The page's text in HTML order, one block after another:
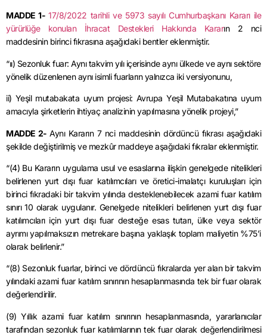
MADDE 1-17/8/2022 tarihli ve 5973 sayılı Cumhurbaşkanı Kararı ile
yürürlüğe konulan İhracat Destekleri Hakkında Kararın 2 nci
maddesinin birinci fıkrasına aşağıdaki bentler eklenmiştir.
“ıı) Sezonluk fuar: Aynı takvim yılı içerisinde aynı ülkede ve aynı sektöre
yönelik düzenlenen aynı isimli fuarların yalnızca iki versiyonunu,
ii) Yeşil mutabakata uyum projesi: Avrupa Yeşil Mutabakatına uyum
amacıyla şirketlerin ihtiyaç analizinin yapılmasına yönelik projeyi,”
MADDE 2-Aynı Kararın 7 nci maddesinin dördüncü fıkrası aşağıdaki
şekilde değiştirilmiş ve mezkûr maddeye aşağıdaki fıkralar eklenmiştir.
“(4) Bu Kararın uygulama usul ve esaslarına ilişkin genelgede nitelikleri
belirlenen yurt dışı fuar katılımcıları ve öretici-imalatçı kuruluşları için
birinci fıkradaki bir takvim yılında desteklenebilecek azami fuar katılım
sınırı 10 olarak uygulanır. Genelgede nitelikleri belirlenen yurt dışı fuar
katılımcıları için yurt dışı fuar desteğe esas tutarı, ülke veya sektör
ayrımı yapılmaksızın metrekare başına yaklaşık toplam maliyetin %75’i
olarak belirlenir.”
“(8) Sezonluk fuarlar, birinci ve dördüncü fıkralarda yer alan bir takvim
yılındaki azami fuar katılım sınırının hesaplanmasında tek bir fuar olarak
değerlendirilir.
(9) Yıllık azami fuar katılım sınırının hesaplanmasında, yararlanıcılar
tarafından sezonluk fuar katılımlarının tek fuar olarak değerlendirilmesi